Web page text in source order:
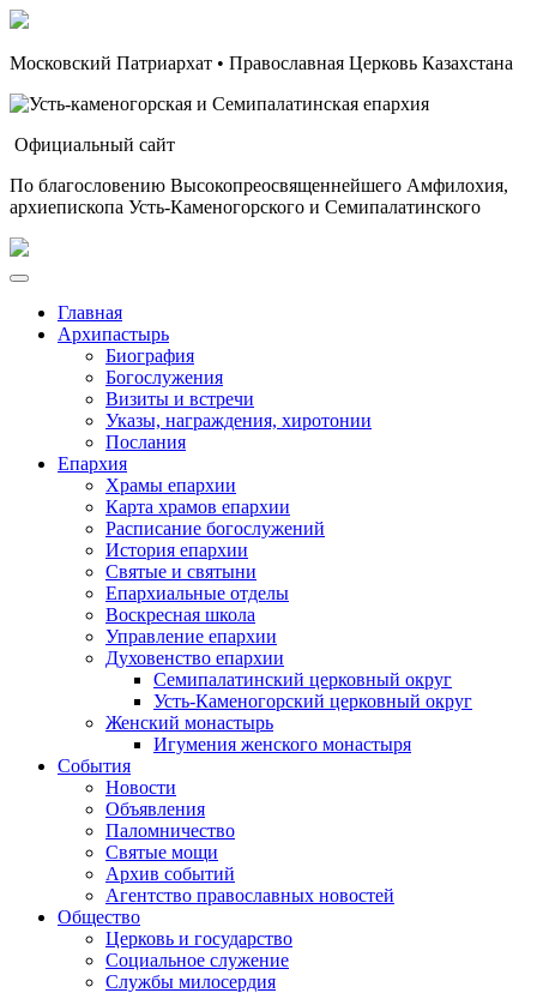
Московский Патриархат • Православная Церковь Казахстана
Официальный сайт
По благословению Высокопреосвященнейшего Амфилохия,
архиепископа Усть-Каменогорского и Семипалатинского
Главная
Архипастырь
Биография
Богослужения
Визиты и встречи
Указы, награждения, хиротонии
Послания
Епархия
Храмы епархии
Карта храмов епархии
Расписание богослужений
История епархии
Святые и святыни
Епархиальные отделы
Воскресная школа
Управление епархии
Духовенство епархии
Семипалатинский церковный округ
Усть-Каменогорский церковный округ
Женский монастырь
Игумения женского монастыря
События
Новости
Объявления
Паломничество
Святые мощи
Архив событий
Агентство православных новостей
Общество
Церковь и государство
Социальное служение
Службы милосердия